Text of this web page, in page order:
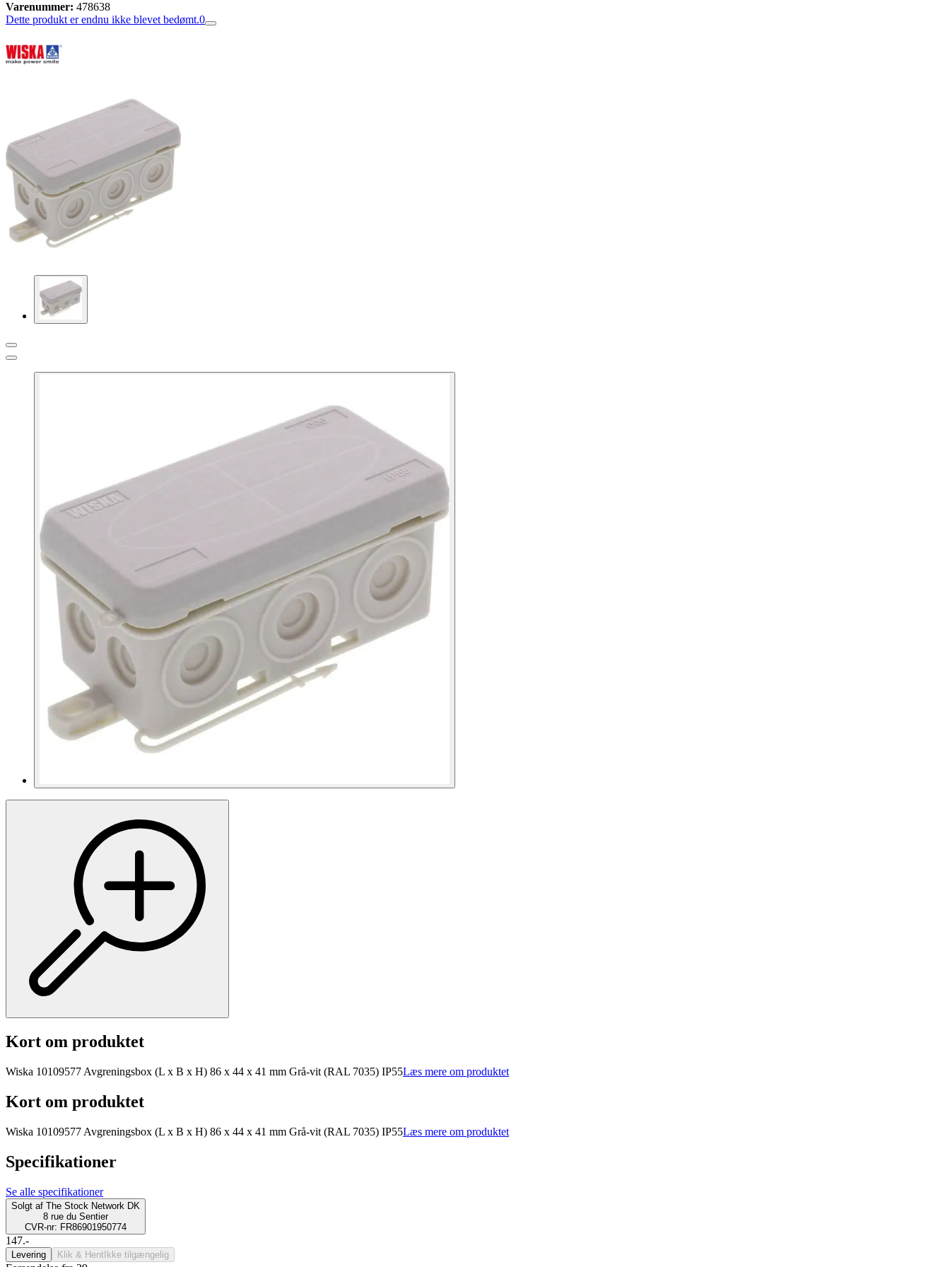
Varenummer: 478638
Dette produkt er endnu ikke blevet bedømt.0
Kort om produktet
Wiska 10109577 Avgreningsbox (L x B x H) 86 x 44 x 41 mm Grå-vit (RAL 7035) IP55Læs mere om produktet
Kort om produktet
Wiska 10109577 Avgreningsbox (L x B x H) 86 x 44 x 41 mm Grå-vit (RAL 7035) IP55Læs mere om produktet
Specifikationer
Se alle specifikationer
Solgt af The Stock Network DK
8 rue du Sentier
CVR-nr: FR86901950774
147.-
Levering Klik & Hent Ikke tilgængelig